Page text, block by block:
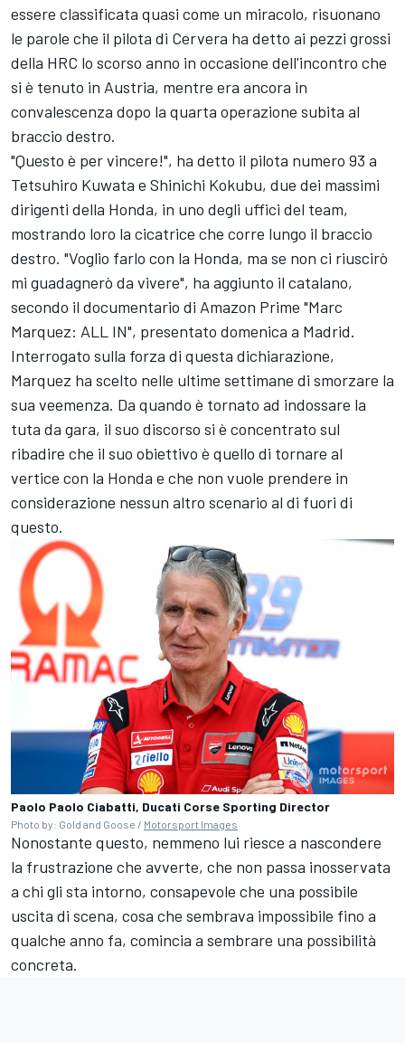
essere classificata quasi come un miracolo, risuonano
le parole che il pilota di Cervera ha detto ai pezzi grossi
della HRC lo scorso anno in occasione dell'incontro che
si è tenuto in Austria, mentre era ancora in
convalescenza dopo la quarta operazione subita al
braccio destro.
"Questo è per vincere!", ha detto il pilota numero 93 a
Tetsuhiro Kuwata e Shinichi Kokubu, due dei massimi
dirigenti della Honda, in uno degli uffici del team,
mostrando loro la cicatrice che corre lungo il braccio
destro. "Voglio farlo con la Honda, ma se non ci riuscirò
mi guadagnerò da vivere", ha aggiunto il catalano,
secondo il documentario di Amazon Prime "Marc
Marquez: ALL IN", presentato domenica a Madrid.
Interrogato sulla forza di questa dichiarazione,
Marquez ha scelto nelle ultime settimane di smorzare la
sua veemenza. Da quando è tornato ad indossare la
tuta da gara, il suo discorso si è concentrato sul
ribadire che il suo obiettivo è quello di tornare al
vertice con la Honda e che non vuole prendere in
considerazione nessun altro scenario al di fuori di
questo.
Paolo Paolo Ciabatti, Ducati Corse Sporting Director
Photo by: Gold and Goose / Motorsport Images
Nonostante questo, nemmeno lui riesce a nascondere
la frustrazione che avverte, che non passa inosservata
a chi gli sta intorno, consapevole che una possibile
uscita di scena, cosa che sembrava impossibile fino a
qualche anno fa, comincia a sembrare una possibilità
concreta.